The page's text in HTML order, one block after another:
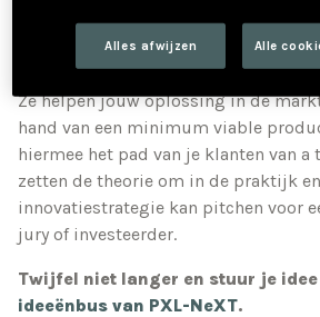
praktijkvoorbeelden stellen ze een
productinnovatie strategie op voor
Ze helpen jouw oplossing in de
hand van een minimum viable
hiermee het pad van je klanten van a
zetten de theorie om in de praktijk
innovatiestrategie kan pitchen ​voor
jury of investeerder.
Twijfel niet langer en stuur je
ideeënbus van PXL-NeXT.
Alles afwijzen Alle